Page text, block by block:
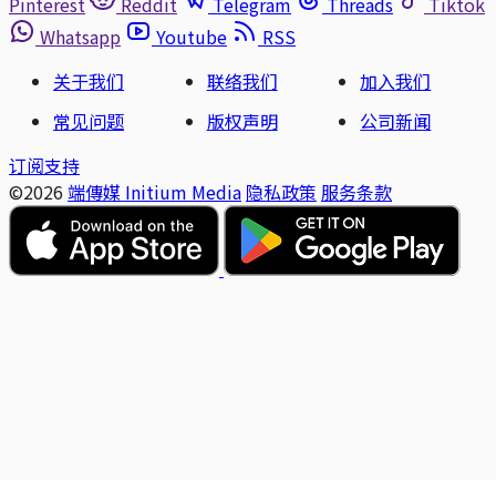
Whatsapp
Youtube
RSS
关于我们
联络我们
加入我们
常见问题
版权声明
公司新闻
订阅支持
©2026 端傳媒 Initium Media 隐私政策 服务条款